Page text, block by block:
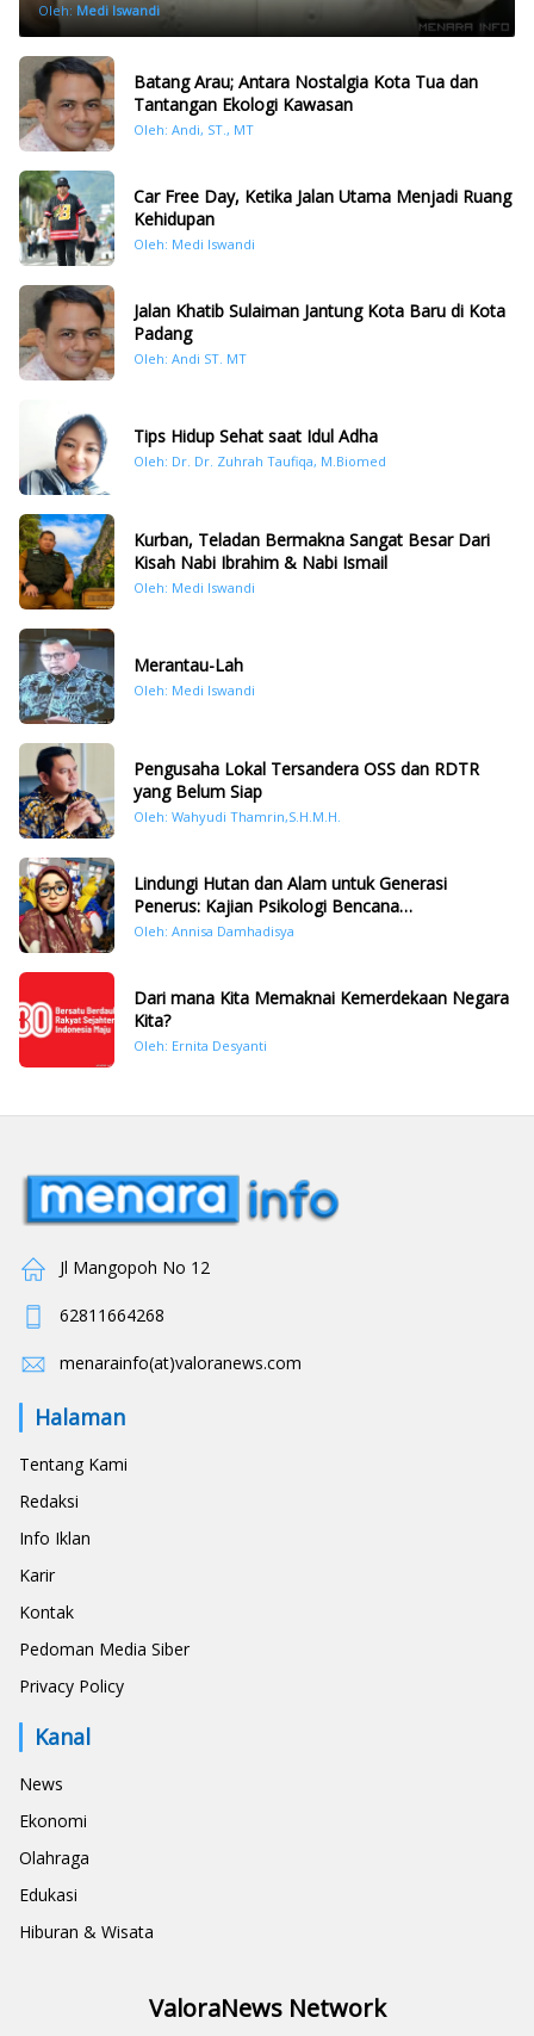
Oleh: Medi Iswandi
Batang Arau; Antara Nostalgia Kota Tua dan
Tantangan Ekologi Kawasan
Oleh: Andi, ST., MT
Car Free Day, Ketika Jalan Utama Menjadi Ruang
Kehidupan
Oleh: Medi Iswandi
Jalan Khatib Sulaiman Jantung Kota Baru di Kota
Padang
Oleh: Andi ST. MT
Tips Hidup Sehat saat Idul Adha
Oleh: Dr. Dr. Zuhrah Taufiqa, M.Biomed
Kurban, Teladan Bermakna Sangat Besar Dari
Kisah Nabi Ibrahim & Nabi Ismail
Oleh: Medi Iswandi
Merantau-Lah
Oleh: Medi Iswandi
Pengusaha Lokal Tersandera OSS dan RDTR
yang Belum Siap
Oleh: Wahyudi Thamrin,S.H.M.H.
Lindungi Hutan dan Alam untuk Generasi
Penerus: Kajian Psikologi Bencana
Hidrometeorologi di Sumatera Pasca Tragedi
Oleh: Annisa Damhadisya
Dari mana Kita Memaknai Kemerdekaan Negara
Kita?
Oleh: Ernita Desyanti
Jl Mangopoh No 12
62811664268
menarainfo(at)valoranews.com
Halaman
Tentang Kami
Redaksi
Info Iklan
Karir
Kontak
Pedoman Media Siber
Privacy Policy
Kanal
News
Ekonomi
Olahraga
Edukasi
Hiburan & Wisata
ValoraNews Network